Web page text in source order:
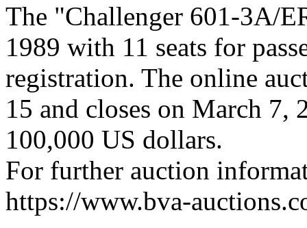
The "Challenger 601-3A/
1989 with 11 seats for
registration. The online
15 and closes on March 7,
100,000 US dollars.
For further auction
https://www.bva-